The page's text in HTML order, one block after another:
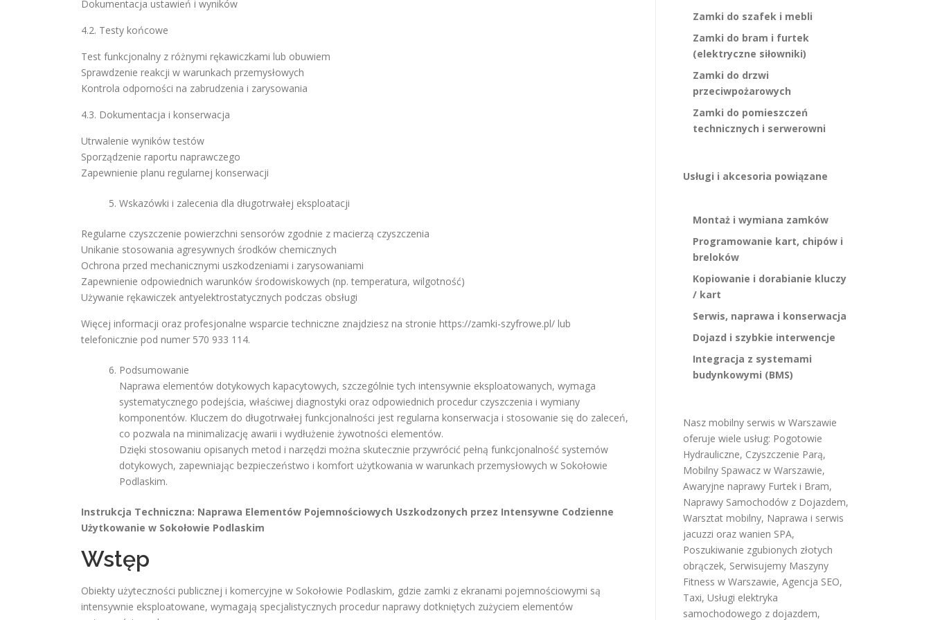
Dokumentacja ustawień i wyników
4.2. Testy końcowe
Test funkcjonalny z różnymi rękawiczkami lub obuwiem
Sprawdzenie reakcji w warunkach przemysłowych
Kontrola odporności na zabrudzenia i zarysowania
4.3. Dokumentacja i konserwacja
Utrwalenie wyników testów
Sporządzenie raportu naprawczego
Zapewnienie planu regularnej konserwacji
Wskazówki i zalecenia dla długotrwałej eksploatacji
Regularne czyszczenie powierzchni sensorów zgodnie z macierzą czyszczenia
Unikanie stosowania agresywnych środków chemicznych
Ochrona przed mechanicznymi uszkodzeniami i zarysowaniami
Zapewnienie odpowiednich warunków środowiskowych (np. temperatura, wilgotność)
Używanie rękawiczek antyelektrostatycznych podczas obsługi
Więcej informacji oraz profesjonalne wsparcie techniczne znajdziesz na stronie https://zamki-szyfrowe.pl/ lub
telefonicznie pod numer 570 933 114.
Podsumowanie
Naprawa elementów dotykowych kapacytowych, szczególnie tych intensywnie eksploatowanych, wymaga
systematycznego podejścia, właściwej diagnostyki oraz odpowiednich procedur czyszczenia i wymiany
komponentów. Kluczem do długotrwałej funkcjonalności jest regularna konserwacja i stosowanie się do zaleceń,
co pozwala na minimalizację awarii i wydłużenie żywotności elementów.
Dzięki stosowaniu opisanych metod i narzędzi można skutecznie przywrócić pełną funkcjonalność systemów
dotykowych, zapewniając bezpieczeństwo i komfort użytkowania w warunkach przemysłowych w Sokołowie
Podlaskim.
Instrukcja Techniczna: Naprawa Elementów Pojemnościowych Uszkodzonych przez Intensywne Codzienne
Użytkowanie w Sokołowie Podlaskim
Wstęp
Obiekty użyteczności publicznej i komercyjne w Sokołowie Podlaskim, gdzie zamki z ekranami pojemnościowymi są
intensywnie eksploatowane, wymagają specjalistycznych procedur naprawy dotkniętych zużyciem elementów
Zamki do szafek i mebli
Zamki do bram i furtek
(elektryczne siłowniki)
Zamki do drzwi
przeciwpożarowych
Zamki do pomieszczeń
technicznych i serwerowni
Usługi i akcesoria powiązane
Montaż i wymiana zamków
Programowanie kart, chipów i
breloków
Kopiowanie i dorabianie kluczy
/ kart
Serwis, naprawa i konserwacja
Dojazd i szybkie interwencje
Integracja z systemami
budynkowymi (BMS)
Nasz mobilny serwis w Warszawie
oferuje wiele usług: Pogotowie
Hydrauliczne, Czyszczenie Parą,
Mobilny Spawacz w Warszawie,
Awaryjne naprawy Furtek i Bram,
Naprawy Samochodów z Dojazdem,
Warsztat mobilny, Naprawa i serwis
jacuzzi oraz wanien SPA,
Poszukiwanie zgubionych złotych
obrączek, Serwisujemy Maszyny
Fitness w Warszawie, Agencja SEO,
Taxi, Usługi elektryka
samochodowego z dojazdem,